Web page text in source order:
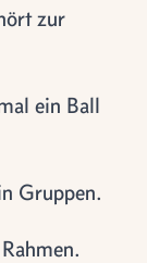
zur
ein Ball
Gruppen.